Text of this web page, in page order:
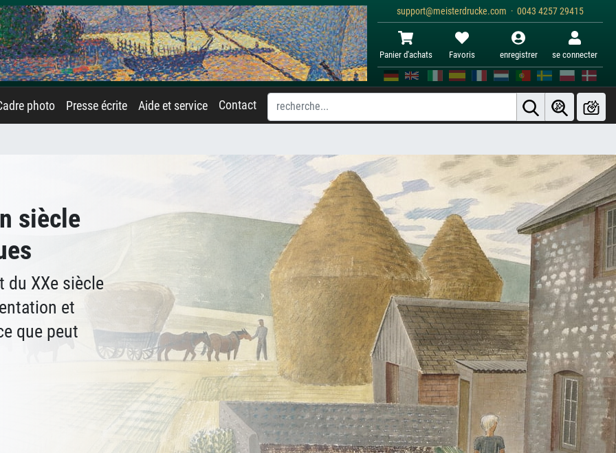
support@meisterdrucke.com · 0043 4257 29415
Panier d'achats Favoris enregistrer se connecter
photo Presse écrite Aide et service Contact
siècle
du XXe siècle
et
que peut